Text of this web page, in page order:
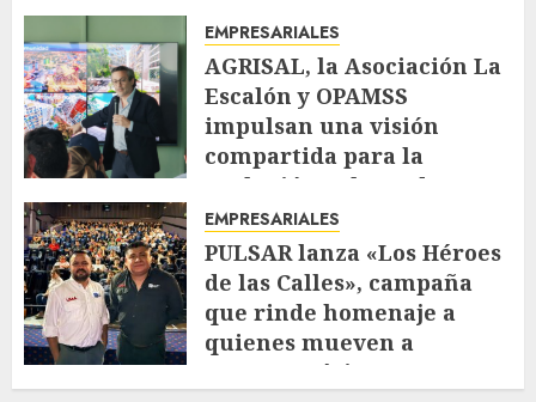
EMPRESARIALES
AGRISAL, la Asociación La
Escalón y OPAMSS
impulsan una visión
compartida para la
evolución urbana de La
Escalón
JULIO 30, 2026 107
EMPRESARIALES
PULSAR lanza «Los Héroes
de las Calles», campaña
que rinde homenaje a
quienes mueven a
Centroamérica